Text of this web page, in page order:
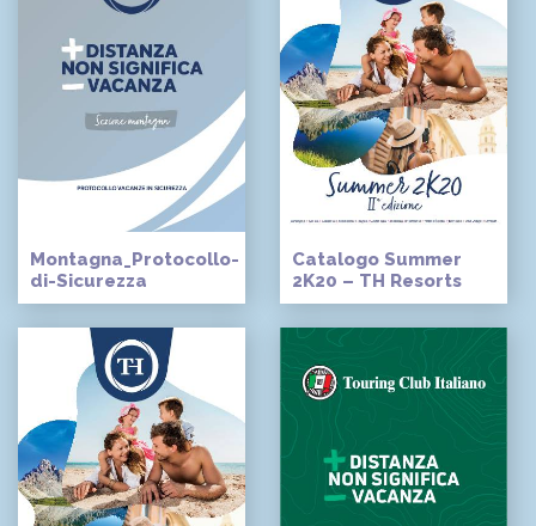
Montagna_Protocollo-
di-Sicurezza
Catalogo Summer
2K20 – TH Resorts